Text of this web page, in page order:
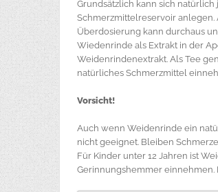
Grundsätzlich kann sich
Schmerzmittelreservoir
Überdosierung kann durchaus
Wiedenrinde als Extrakt in der
Weidenrindenextrakt. Als Tee
natürliches Schmerzmittel
Vorsicht!
Auch wenn Weidenrinde ein
nicht geeignet. Bleiben
Für Kinder unter 12 Jahren ist
Gerinnungshemmer einnehmen.